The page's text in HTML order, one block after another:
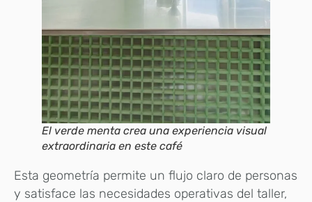
El verde menta crea una experiencia visual
extraordinaria en este café
Esta geometría permite un flujo claro de personas
y satisface las necesidades operativas del taller,